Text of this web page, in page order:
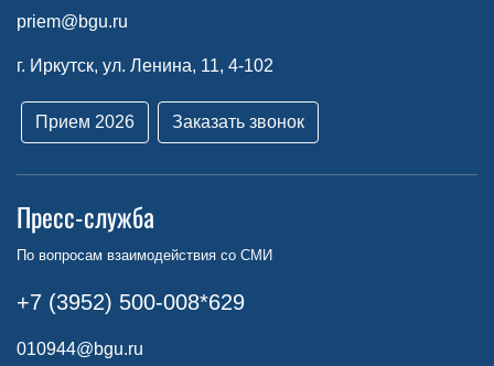
priem@bgu.ru
г. Иркутск, ул. Ленина, 11, 4-102
Прием 2026 Заказать звонок
Пресс-служба
По вопросам взаимодействия со СМИ
+7 (3952) 500-008*629
010944@bgu.ru